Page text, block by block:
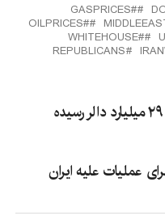
#GASPRICES
#OILPRICES
#WHITEHOUSE
REPUBLICANS
پنتاگون: هزینه جنگ امریکا در ایران به ۲۹ میلیارد دالر رسیده
عملیات علیه ایران